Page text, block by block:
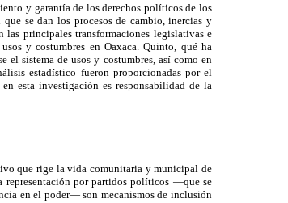
y garantía de los derechos políticos de los
se dan los procesos de cambio, inercias y
las principales transformaciones legislativas e
y costumbres en Oaxaca. Quinto, qué ha
el sistema de usos y costumbres, así como en
estadístico fueron proporcionadas por el
esta investigación es responsabilidad de la
que rige la vida comunitaria y municipal de
representación por partidos políticos —que se
en el poder— son mecanismos de inclusión